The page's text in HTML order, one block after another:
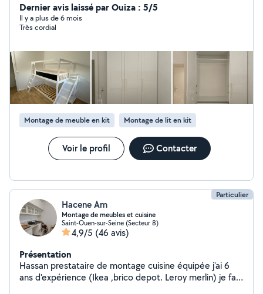
Dernier avis laissé par Ouiza : 5/5
Il y a plus de 6 mois
Très cordial
Montage de meuble en kit Montage de lit en kit
Voir le profil Contacter
Particulier
Hacene Am
Montage de meubles et cuisine
Saint-Ouen-sur-Seine (Secteur 8)
4,9/5 (46 avis)
Présentation
Hassan prestataire de montage cuisine équipée j'ai 6
ans d'expérience (Ikea ,brico depot. Leroy merlin) je fait